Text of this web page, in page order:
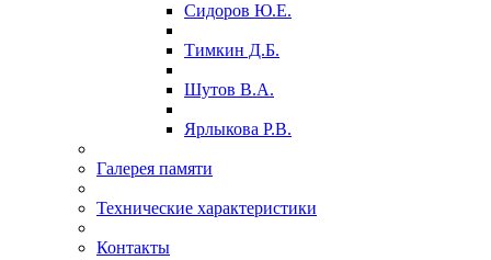
Сидоров Ю.Е.
Тимкин Д.Б.
Шутов В.А.
Ярлыкова Р.В.
Галерея памяти
Технические характеристики
Контакты